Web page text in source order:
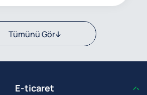
Tümünü Gör
E-ticaret